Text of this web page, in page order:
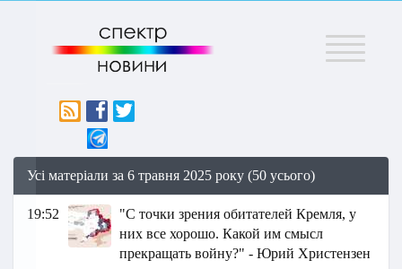
Меню
Усі матеріали за 6 травня 2025 року (50 усього)
19:52
"С точки зрения обитателей Кремля, у
них все хорошо. Какой им смысл
прекращать войну?" - Юрий Христензен